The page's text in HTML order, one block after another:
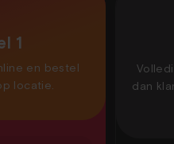
1
en bestel
locatie.
dan